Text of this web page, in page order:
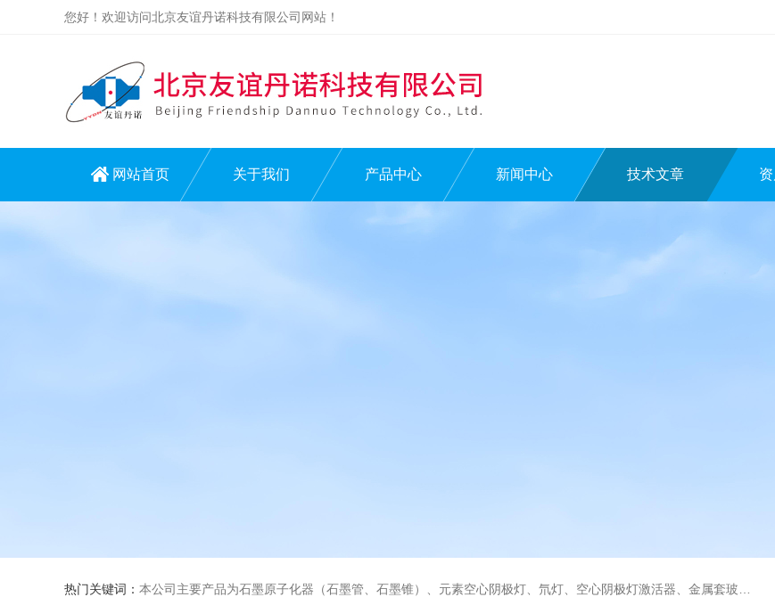
您好！欢迎访问北京友谊丹诺科技有限公司网站！
网站首页 关于我们 产品中心 新闻中心 技术文章
热门关键词： 本公司主要产品为石墨原子化器（石墨管、石墨锥）、元素空心阴极灯、氘灯、空心阴极灯激活器、金属套玻璃高效雾化喷嘴。同时经销进口原装石墨管、石墨锥、空心阴极灯、氘灯等。